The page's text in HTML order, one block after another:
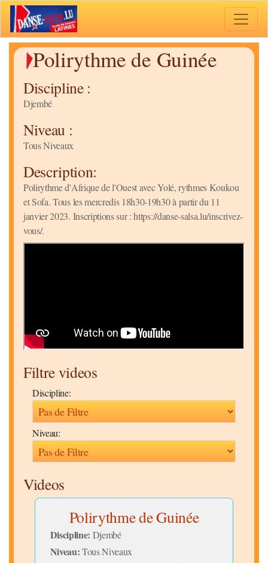
Polirythme de Guinée
Discipline :
Djembé
Niveau :
Tous Niveaux
Description:
Polirythme d'Afrique de l'Ouest avec Yolé, rythmes Koukou
et Sofa. Tous les mercredis 18h30-19h30 à partir du 11
janvier 2023. Inscriptions sur : https://danse-salsa.lu/inscrivez-
vous/.
Filtre videos
Discipline:
Niveau:
Videos
Polirythme de Guinée
Discipline: Djembé
Niveau:Tous Niveaux